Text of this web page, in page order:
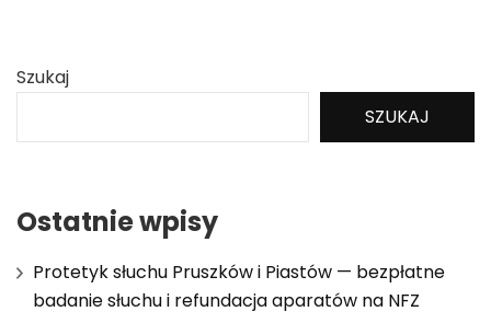
Szukaj
SZUKAJ
Ostatnie wpisy
Protetyk słuchu Pruszków i Piastów — bezpłatne
badanie słuchu i refundacja aparatów na NFZ